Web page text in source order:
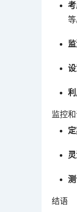
等
监控
结语